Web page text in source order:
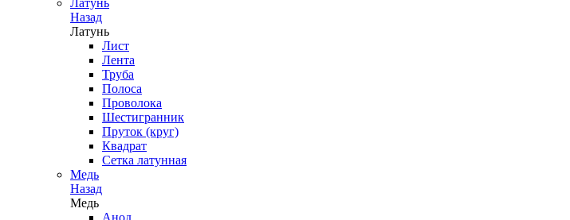
Латунь
Назад
Латунь
Лист
Лента
Труба
Полоса
Проволока
Шестигранник
Пруток (круг)
Квадрат
Сетка латунная
Медь
Назад
Медь
Анод